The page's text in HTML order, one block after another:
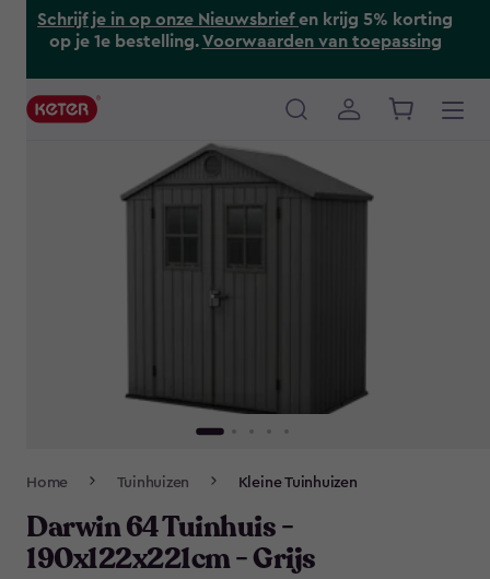
Schrijf je in op onze Nieuwsbriefen krijg 5% korting
op je 1e bestelling.Voorwaarden van toepassing
Main
Home Tuinhuizen Kleine Tuinhuizen
Darwin 64 Tuinhuis -
190x122x221cm - Grijs